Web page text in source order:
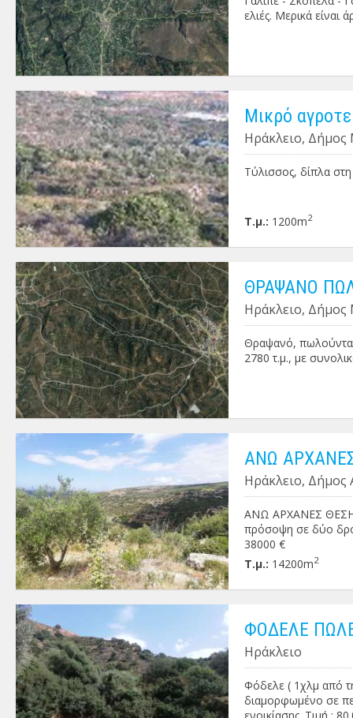
ελιές. Μερικά είναι
Μικρό
Ηράκλειο, Δήμος
Τύλισσος, δίπλα
Τ.μ.: 1200m2
ΘΡΑΨΑΝΟ
Ηράκλειο,
Θραψανό,
2780 τ.μ., με
ΑΝΩ
Ηράκλειο,
ΑΝΩ ΑΡΧΑΝΕΣ ΘΕΣΗ
πρόσοψη σε δύο
38000 €
Τ.μ.: 14200m2
ΦΟΔΕΛΕ
Ηράκλειο
Φόδελε ( 1χλμ από
διαμορφωμένο σε
ενοικίασης. Τιμή :